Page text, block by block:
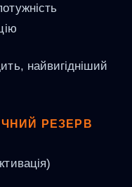
найвигідніший
РЕЗЕРВ